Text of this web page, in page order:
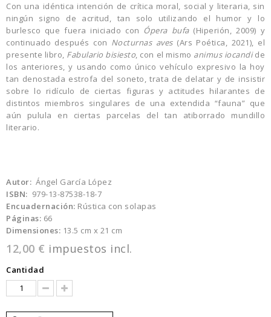
Con una idéntica intención de crítica moral, social y literaria, sin
ningún signo de acritud, tan solo utilizando el humor y lo
burlesco que fuera iniciado con Ópera bufa(Hiperión, 2009) y
continuado después con Nocturnas aves(Ars Poética, 2021), el
presente libro, Fabulario bisiesto, con el mismo animus iocandide
los anteriores, y usando como único vehículo expresivo la hoy
tan denostada estrofa del soneto, trata de delatar y de insistir
sobre lo ridículo de ciertas figuras y actitudes hilarantes de
distintos miembros singulares de una extendida “fauna” que
aún pulula en ciertas parcelas del tan atiborrado mundillo
literario.
Autor: Ángel García López
ISBN: 979-13-87538-18-7
Encuadernación: Rústica con solapas
Páginas: 66
Dimensiones: 13.5 cm x 21 cm
12,00 € impuestos incl.
Cantidad